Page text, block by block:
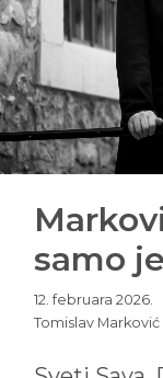
samo
12. februara 2026.
Tomislav Marković